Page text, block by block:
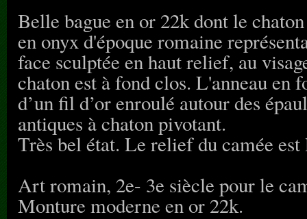
Belle bague en or 22k dont le
en onyx d'époque romaine
face sculptée en haut relief, au
chaton est à fond clos. L'anneau en
d’un fil d’or enroulé autour des
antiques à chaton pivotant.
Très bel état. Le relief du camée est
Art romain, 2e- 3e siècle pour le
Monture moderne en or 22k.